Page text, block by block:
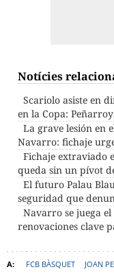
Notícies
Scariolo asiste en
en la Copa:
La grave lesión en
Navarro: fichaje
Fichaje extraviado
queda sin un pívot
El futuro Palau
seguridad que
Navarro se juega
renovaciones clave
FCB BÀSQUET JOAN